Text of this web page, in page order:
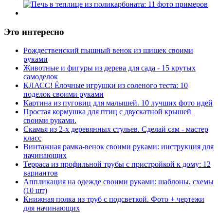
Это интересно
Рождественский пышный венок из шишек своими
руками
Животные и фигуры из дерева для сада - 15 крутых
самоделок
КЛАСС! Ёлочные игрушки из соленого теста: 10
поделок своими руками
Картина из пуговиц для малышей. 10 лучших фото идей
Простая кормушка для птиц с двускатной крышей
своими руками.
Скамья из 2-х деревянных стульев. Сделай сам - мастер
класс
Винтажная рамка-венок своими руками: инструкция для
начинающих
Терраса из профильной трубы с пристройкой к дому: 12
вариантов
Аппликация на одежде своими руками: шаблоны, схемы
(10 шт)
Книжная полка из труб с подсветкой. Фото + чертежи
для начинающих